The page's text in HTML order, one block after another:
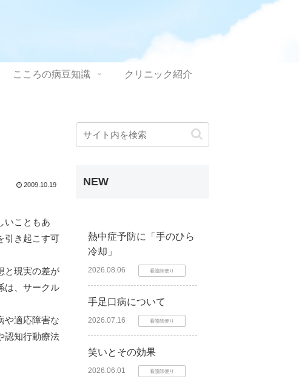
こころの病豆知識 クリニック紹介
2009.10.19
いこともあ
引き起こす可
と現実の差が
は、サークル
や適応障害な
認知行動療法
NEW
熱中症予防に「手のひら
冷却」
2026.08.06 看護師便り
手足口病について
2026.07.16 看護師便り
笑いとその効果
2026.06.01 看護師便り